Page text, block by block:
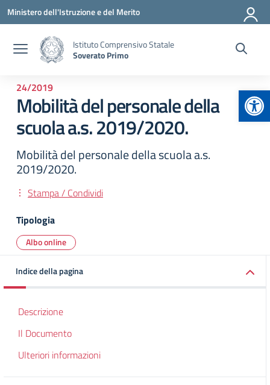
Vai ai contenuti
Vai al menu di navigazione
Vai al footer
Ministero dell'Istruzione e del Merito
Istituto Comprensivo Statale
Soverato Primo
24/2019
Mobilità del personale della
scuola a.s. 2019/2020.
Mobilità del personale della scuola a.s.
2019/2020.
Stampa / Condividi
Tipologia
Albo online
Indice della pagina
Descrizione
Il Documento
Ulteriori informazioni